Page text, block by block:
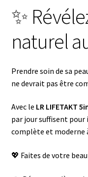
✨
naturel
Prendre soin de sa
ne devrait pas être
Avec le LR LIFETAKT
par jour suffisent
complète et moderne
💖 Faites de votre